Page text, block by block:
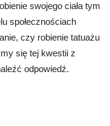
swojego ciała tym
społecznościach
czy robienie tatuażu
się tej kwestii z
odpowiedź.